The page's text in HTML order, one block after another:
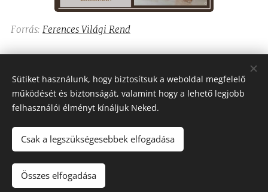
Forrás: Ferences Világi Rend
Assisi Szent Ferenc Betegápoló Nővérei
Sütiket használunk, hogy biztosítsuk a weboldal megfelelő
működését és biztonságát, valamint hogy a lehető legjobb
felhasználói élményt kínáljuk Neked.
Csak a legszükségesebbek elfogadása
Összes elfogadása